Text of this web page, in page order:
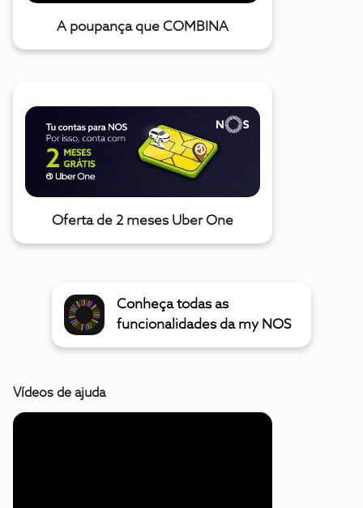
A poupança que COMBINA
Oferta de 2 meses Uber One
Conheça todas as
funcionalidades da my NOS
Vídeos de ajuda